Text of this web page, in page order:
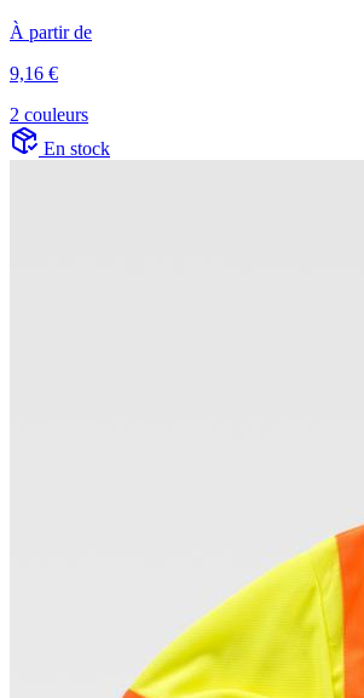
À partir de
9,16 €
2 couleurs
En stock